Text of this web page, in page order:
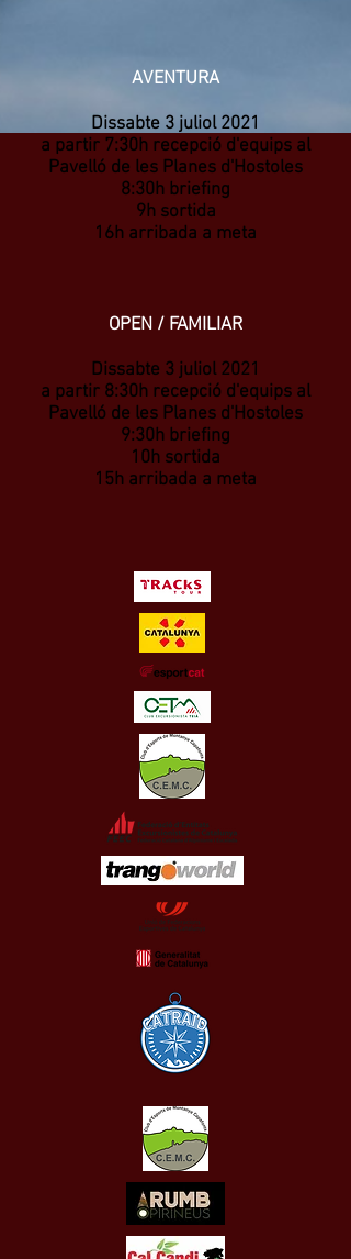
AVENTURA
Dissabte 3 juliol 2021
a partir 7:30h recepció d'equips al
Pavelló de les Planes d'Hostoles
8:30h briefing
9h sortida
16h arribada a meta
OPEN / FAMILIAR
Dissabte 3 juliol 2021
a partir 8:30h recepció d'equips al
Pavelló de les Planes d'Hostoles
9:30h briefing
10h sortida
15h arribada a meta